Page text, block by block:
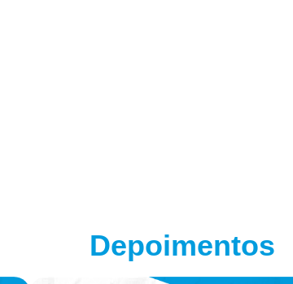
Depoimentos